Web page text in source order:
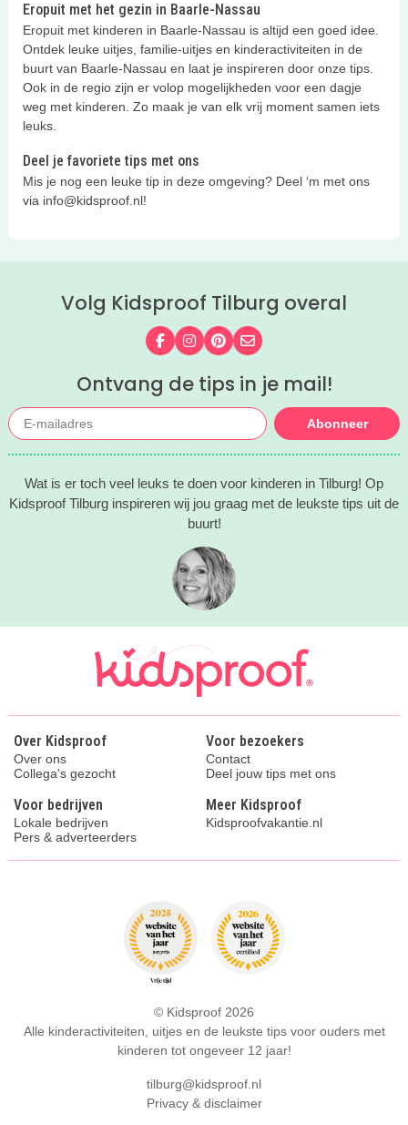
Eropuit met het gezin in Baarle-Nassau
Eropuit met kinderen in Baarle-Nassau is altijd een goed idee.
Ontdek leuke uitjes, familie-uitjes en kinderactiviteiten in de
buurt van Baarle-Nassau en laat je inspireren door onze tips.
Ook in de regio zijn er volop mogelijkheden voor een dagje
weg met kinderen. Zo maak je van elk vrij moment samen iets
leuks.
Deel je favoriete tips met ons
Mis je nog een leuke tip in deze omgeving? Deel ‘m met ons
via info@kidsproof.nl!
Volg Kidsproof Tilburg overal
Volg ons op Facebook
Volg ons op Instagram
Volg ons op Pinterest
Mail ons
Ontvang de tips in je mail!
Abonneer
Wat is er toch veel leuks te doen voor kinderen in Tilburg! Op
Kidsproof Tilburg inspireren wij jou graag met de leukste tips uit de
buurt!
Over Kidsproof
Over ons
Collega's gezocht
Voor bezoekers
Contact
Deel jouw tips met ons
Voor bedrijven
Lokale bedrijven
Pers & adverteerders
Meer Kidsproof
Kidsproofvakantie.nl
© Kidsproof 2026
Alle kinderactiviteiten, uitjes en de leukste tips voor ouders met
kinderen tot ongeveer 12 jaar!
tilburg@kidsproof.nl
Privacy & disclaimer